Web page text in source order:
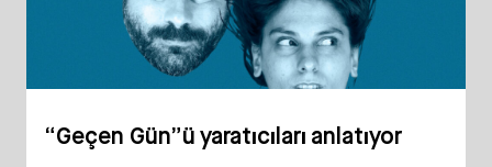
“Geçen Gün”ü yaratıcıları anlatıyor